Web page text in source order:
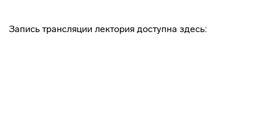
Запись трансляции лектория доступна здесь: